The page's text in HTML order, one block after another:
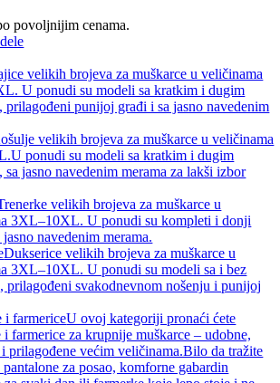
povoljnijim cenama.
velikih brojeva za muškarce u veličinama
U ponudi su modeli sa kratkim i dugim
prilagođeni punijoj građi i sa jasno navedenim
velikih brojeva za muškarce u veličinama
ponudi su modeli sa kratkim i dugim
sa jasno navedenim merama za lakši izbor
velikih brojeva za muškarce u
3XL–10XL. U ponudi su kompleti i donji
navedenim merama.
Dukserice velikih brojeva za muškarce u
3XL–10XL. U ponudi su modeli sa i bez
prilagođeni svakodnevnom nošenju i punijoj
i farmericeU ovoj kategoriji pronaći ćete
i farmerice za krupnije muškarce – udobne,
prilagođene većim veličinama.Bilo da tražite
pantalone za posao, komforne gabardin